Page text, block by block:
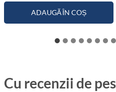
ADAUGĂ ÎN COȘ
Cu recenzii de